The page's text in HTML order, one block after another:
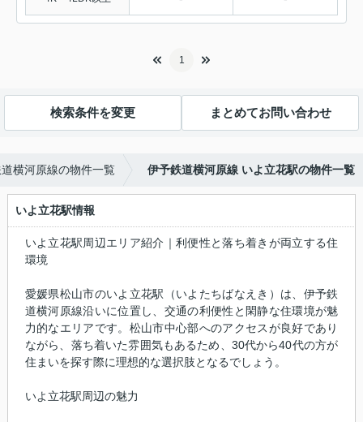
1
検索条件を変更 まとめてお問い合わせ
横河原線の物件一覧 伊予鉄道横河原線 いよ立花駅の物件一覧
いよ立花駅情報
いよ立花駅周辺エリア紹介｜利便性と落ち着きが両立する住
環境
愛媛県松山市のいよ立花駅（いよたちばなえき）は、伊予鉄
道横河原線沿いに位置し、交通の利便性と閑静な住環境が魅
力的なエリアです。松山市中心部へのアクセスが良好であり
ながら、落ち着いた雰囲気もあるため、30代から40代の方が
住まいを探す際に理想的な選択肢となるでしょう。
いよ立花駅周辺の魅力